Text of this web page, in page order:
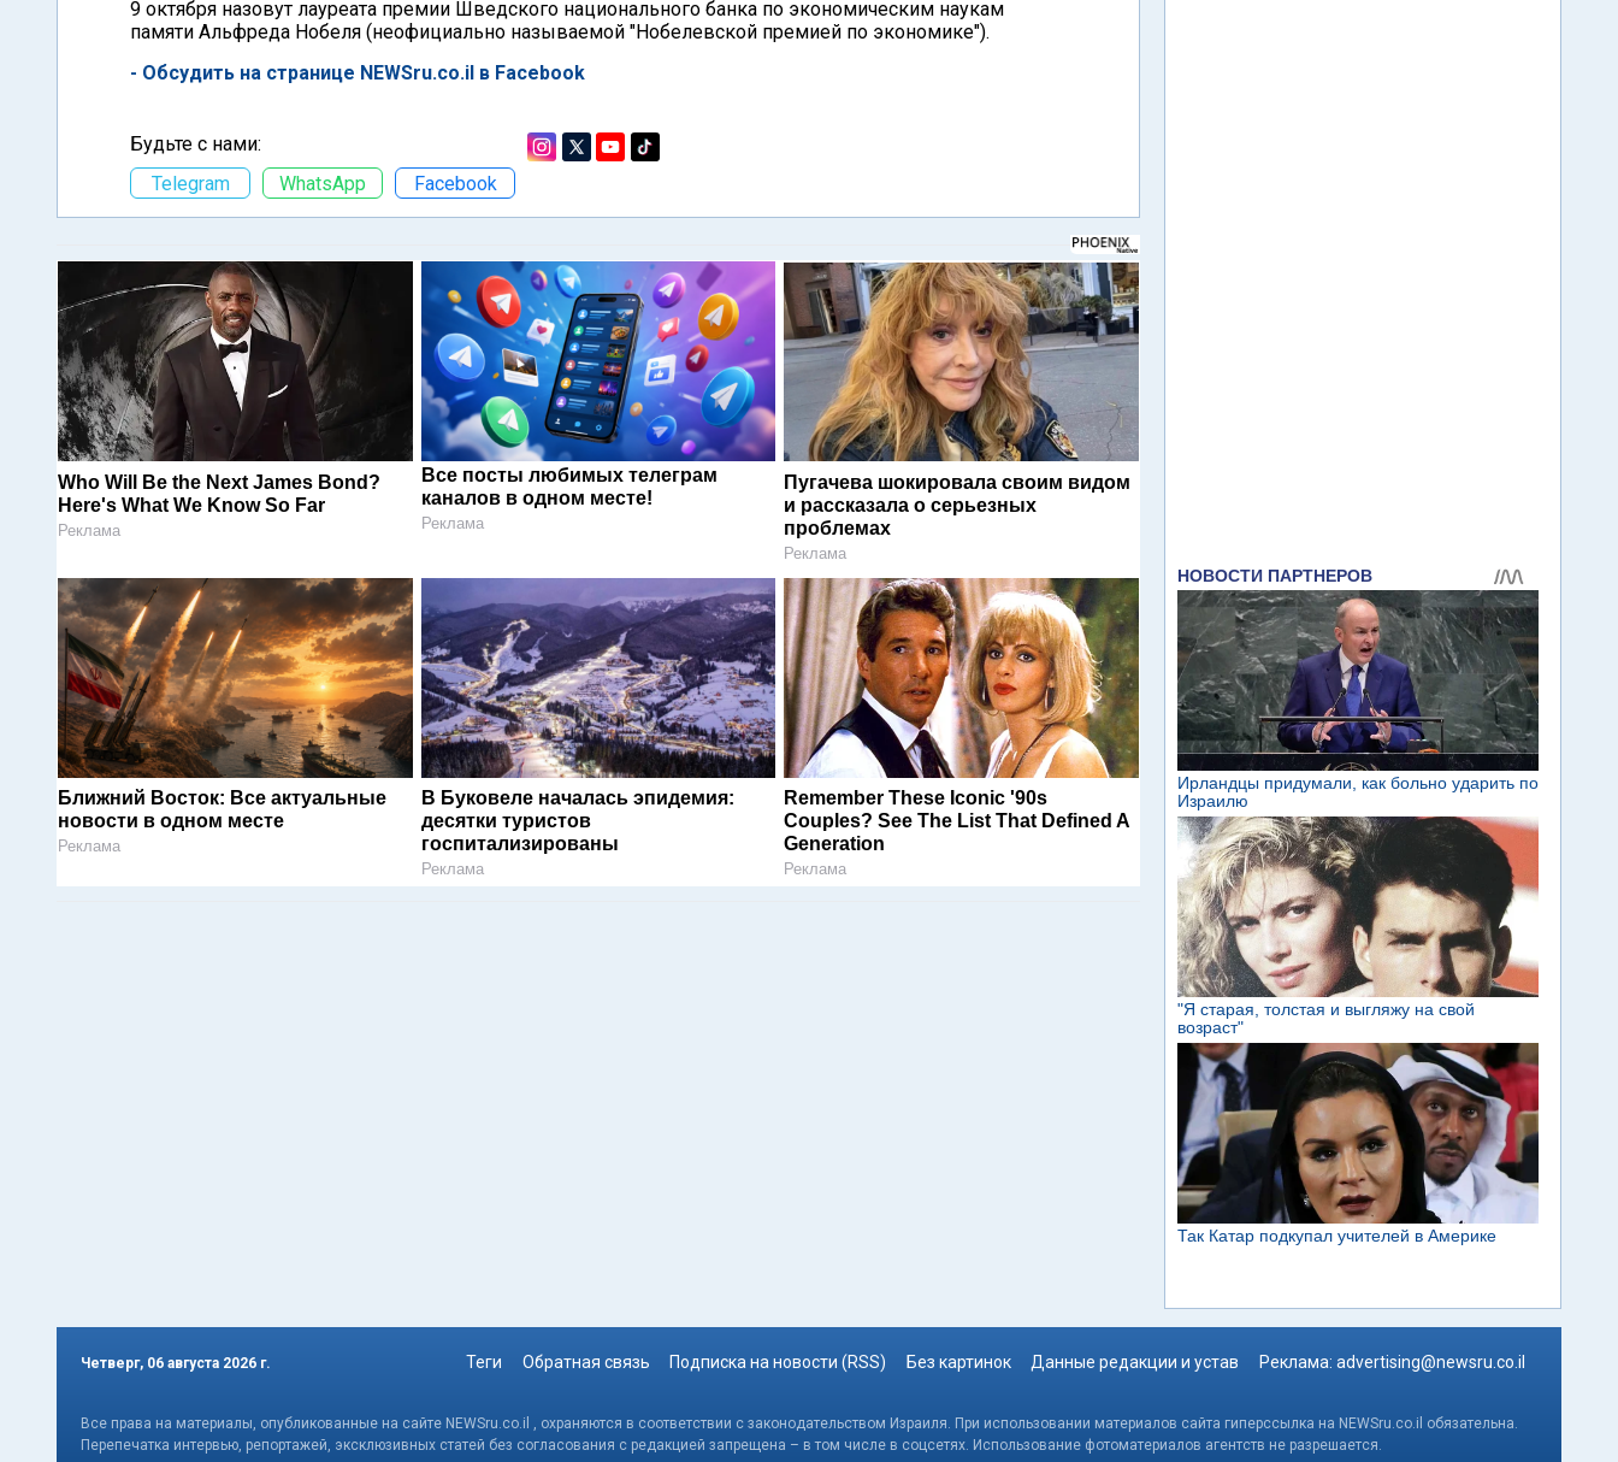
9 октября назовут лауреата премии Шведского национального банка по экономическим наукам
памяти Альфреда Нобеля (неофициально называемой "Нобелевской премией по экономике").
- Обсудить на странице NEWSru.co.il в Facebook
Будьте с нами:
Telegram
WhatsApp Facebook
Who Will Be the Next James Bond?
Here's What We Know So Far
Реклама
Все посты любимых телеграм
каналов в одном месте!
Реклама
Пугачева шокировала своим видом
и рассказала о серьезных
проблемах
Реклама
Ближний Восток: Все актуальные
новости в одном месте
Реклама
В Буковеле началась эпидемия:
десятки туристов
госпитализированы
Реклама
Remember These Iconic '90s
Couples? See The List That Defined A
Generation
Реклама
Четверг, 06 августа 2026 г. Теги Обратная связь Подписка на новости (RSS) Без картинок Данные редакции и устав Реклама: advertising@newsru.co.il
Все права на материалы, опубликованные на сайте NEWSru.co.il , охраняются в соответствии с законодательством Израиля. При использовании материалов сайта гиперссылка на NEWSru.co.il обязательна.
Перепечатка интервью, репортажей, эксклюзивных статей без согласования с редакцией запрещена – в том числе в соцсетях. Использование фотоматериалов агентств не разрешается.